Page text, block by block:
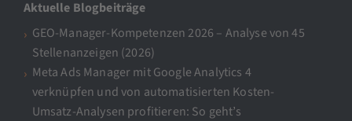
Aktuelle Blogbeiträge
GEO-Manager-Kompetenzen 2026 – Analyse von 45
Stellenanzeigen (2026)
Meta Ads Manager mit Google Analytics 4
verknüpfen und von automatisierten Kosten-
Umsatz-Analysen profitieren: So geht’s